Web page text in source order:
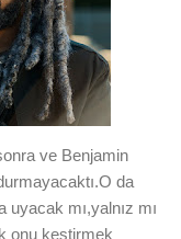
ve Benjamin
da
mı,yalnız mı
onu kestirmek